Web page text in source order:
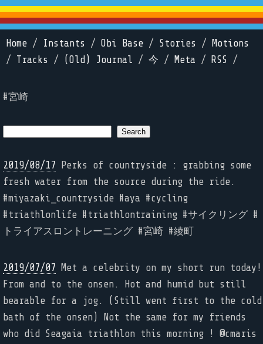
Home / Instants / Obi Base / Stories /
Motions
/ Tracks / (Old) Journal / 今 / Meta / RSS /
#宮崎
2019/08/17 Perks of countryside : grabbing some
fresh water from the source during the ride.
#miyazaki_countryside #aya #cycling
#triathlonlife #triathlontraining #サイクリング #
トライアスロントレーニング #宮崎 #綾町
2019/07/07 Met a celebrity on my short run today!
From and to the onsen. Hot and humid but still
bearable for a jog. (Still went first to the cold
bath of the onsen) Not the same for my friends
who did Seagaia triathlon this morning ! @cmaris